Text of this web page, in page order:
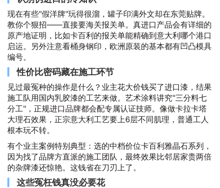
现在有些"假洋牌"玩得很溜，罐子印满外文却在东莞贴牌。
教你个狠招——直接要海关报关单。真进口产品会有详细的
原产地证明，比如卡百利的报关单能精确到意大利哪个港口
启运。另外注意看桶身钢印，欧洲原装的基本都有凹凸模具
编号。
性价比密码藏在施工环节
见过最冤种的操作是什么？业主花大价钱买了进口漆，结果
施工队用国内乳胶漆的工艺来做。艺术涂料讲究"三分料七
分工"，正规进口品牌都会配专属认证技师。像做卡拉卡塔
大理石效果，正宗意大利工艺要上6层不同肌理，普通工人
根本玩不转。
有个业主案例特别典型：选的中档价位卡百利雅晶石系列，
因为找了品牌方直派的施工团队，最终效果比邻居家贵两倍
的杂牌漆还惊艳。这钱省在刀刃上了。
这些冤枉钱真没必要花